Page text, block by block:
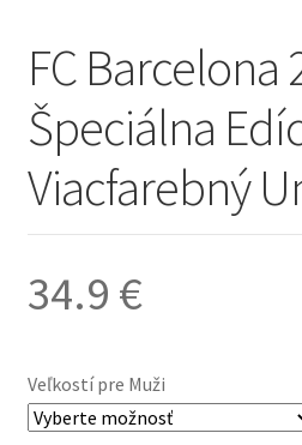
FC Barcelona
Špeciálna
Viacfarebný
34.9 €
Veľkostí pre Muži